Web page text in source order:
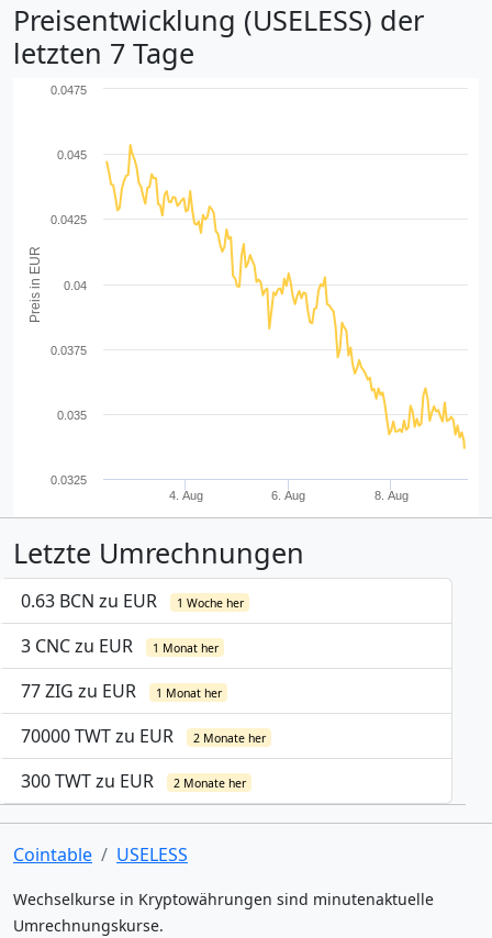
Preisentwicklung (USELESS) der
letzten 7 Tage
Preis in EUR
4. Aug 6. Aug 8. Aug
0.0325
0.035
0.0375
0.04
0.0425
0.045
0.0475
Letzte Umrechnungen
0.63 BCN zu EUR 1 Woche her
3 CNC zu EUR 1 Monat her
77 ZIG zu EUR 1 Monat her
70000 TWT zu EUR 2 Monate her
300 TWT zu EUR 2 Monate her
Cointable USELESS
Wechselkurse in Kryptowährungen sind minutenaktuelle
Umrechnungskurse.